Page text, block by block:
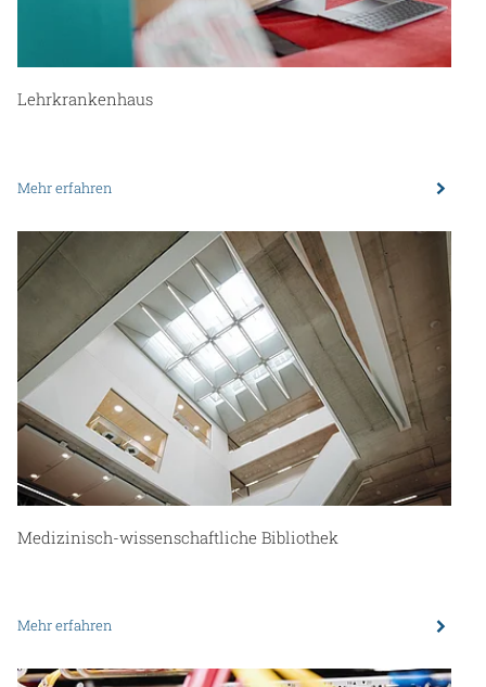
Lehrkrankenhaus
Mehr erfahren
Medizinisch-wissenschaftliche Bibliothek
Mehr erfahren